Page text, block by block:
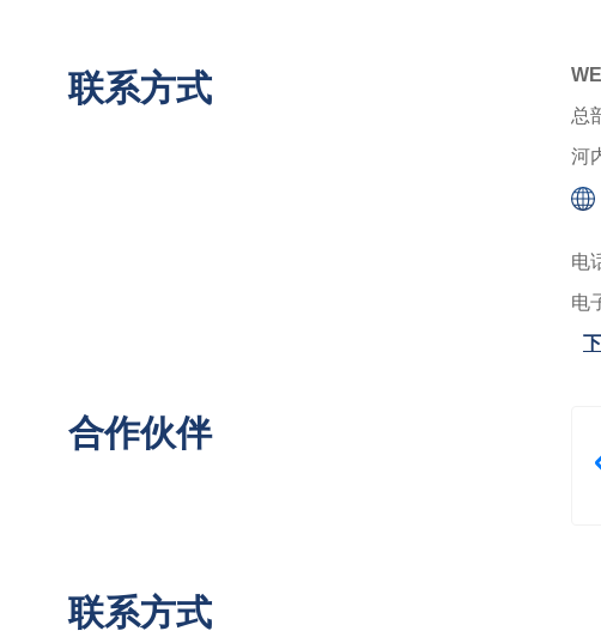
联系方式
总
河
电
电
合作伙伴
联系方式